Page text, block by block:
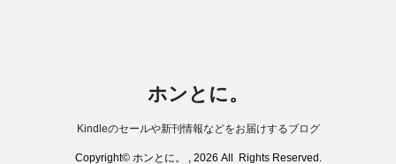
ホンとに。
Kindleのセールや新刊情報などをお届けするブログ
Copyright© ホンとに。 , 2026 All Rights Reserved.